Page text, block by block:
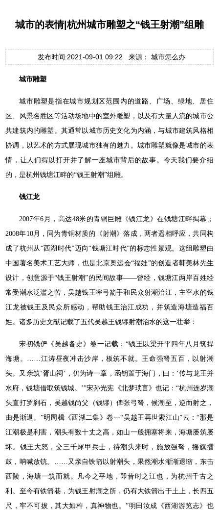
城市的表情|杭州城市雕塑之“钱王射潮”组雕
发布时间:2021-09-01 09:22 来源： 城市怎么办
城市雕塑
城市雕塑是指在城市规划区范围内的道路、广场、绿地、居住
区、风景名胜区等活动场地中的室外雕塑，以及有大量人流的城市公
共建筑内的雕塑。其通常以城市历史文化为内涵，与城市建筑风格相
协调，以艺术的方式展现城市独有的魅力。城市雕塑就像是城市的表
情，让人们得以打开并了解一座城市背后的故事。今天我们要介绍
的，是杭州钱塘江畔的“钱王射潮”组雕。
钱江龙
2007年6月，高达48米的青铜巨雕《钱江龙》在钱塘江畔揭幕；
2008年10月，同为青铜材质的《射潮》落成，两者遥相呼应，共同构
成了杭州从“西湖时代”迈向“钱塘江时代”的标志性景观。这组雕塑由
中国著名美术工艺大师，也是北京奥运会“福娃”的创造者韩美林先生
设计，创意源于“钱王射潮”的民间故事——曾经，钱塘江两岸百姓经
常受潮水泛滥之苦，吴越钱王率弓箭手和民众射潮治江，主宰水的钱
江龙被钱王及民众所感动，帮助钱王治江成功，并筑造海塘造福百
姓。诸多历史文献记载了五代吴越王钱镠射潮治水的这一壮举：
宋初钱俨《吴越备史》卷一记载：“钱王以梁开平四年八月筑捍
海塘。……江涛昼夜冲击沙岸，板筑不就。王命强弩五百，以射潮
头。又亲筑‘胥山祠’，仍为诗一章，函钥置于海门，曰：‘传与龙王并
水府，钱塘借取筑钱城。’”宋孙光宪《北梦琐言》也记：“杭州连岁潮
头直打罗刹石，吴越钱尚父（钱镠）俾张弓弩，候潮至，逆而射之，
由是渐退。”明周楫《西湖二集》卷一“吴越王再世索江山”云：“那是
江潮极是利害，潮头有数十丈之高，如山一般拥塞将来，海塘屡筑屡
坏。钱王大怒，交三千犀甲兵士，待潮头来时，施放强弩，摇旗擂
鼓，呐喊放铳。……又亲自铁箭以射潮头，果然潮水渐渐退缩，东击
西陵，海塘一筑而就。凡今之平地，即昔时之江也，为杭州千古之
利。至今有铁箭巷，为钱王射潮之所，仍有大铁箭出于土上，长四五
尺，牢不可拔，其大如杵，真神物也。”明田汝成《西湖游览志》也